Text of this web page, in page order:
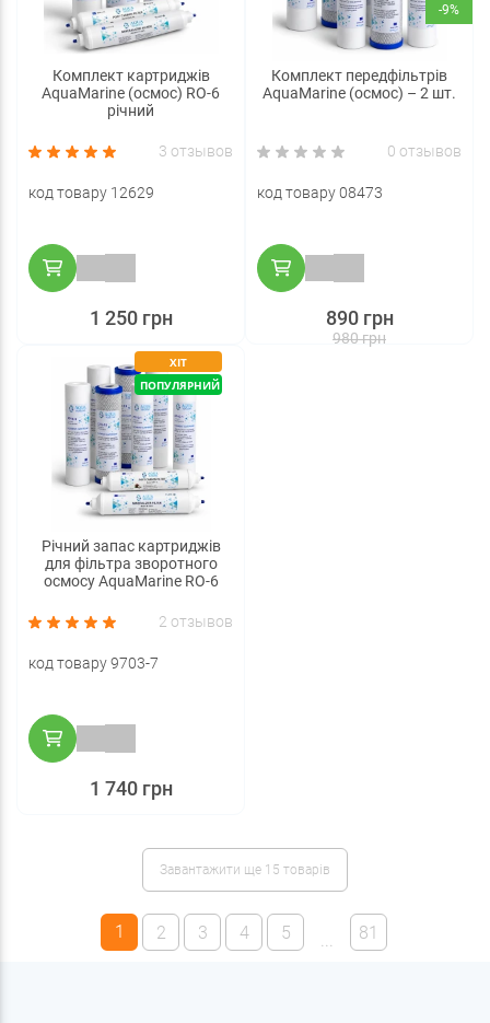
Комплект картриджів
AquaMarine (осмос) RO-6
річний
3 отзывов
код товару 12629
1 250 грн
-9%
Комплект передфільтрів
AquaMarine (осмос) – 2 шт.
0 отзывов
код товару 08473
980 грн
890 грн
ХІТ
ПОПУЛЯРНИЙ
Річний запас картриджів
для фільтра зворотного
осмосу AquaMarine RO-6
2 отзывов
код товару 9703-7
1 740 грн
Завантажити ще 15 товарів
1 2 3 4 5 ... 81